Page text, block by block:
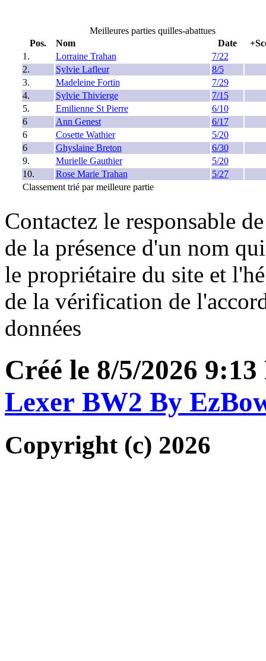
Meilleures parties quilles-abattues
Pos.
Nom Date
1.
Lorraine Trahan
7/22
2.
Sylvie Lafleur
8/5
3.
Madeleine Fortin
7/29
4.
Sylvie Thivierge
7/15
5.
Emilienne St Pierre
6/10
6
Ann Genest
6/17
6
Cosette Wathier
5/20
6
Ghyslaine Breton
6/30
9.
Murielle Gauthier
5/20
10.
Rose Marie Trahan
5/27
Classement trié par meilleure partie
Contactez le responsable
de la présence d'un nom
le propriétaire du site et
de la vérification de
données
Créé le 8/5/2026
Lexer BW2 By
Copyright (c) 2026